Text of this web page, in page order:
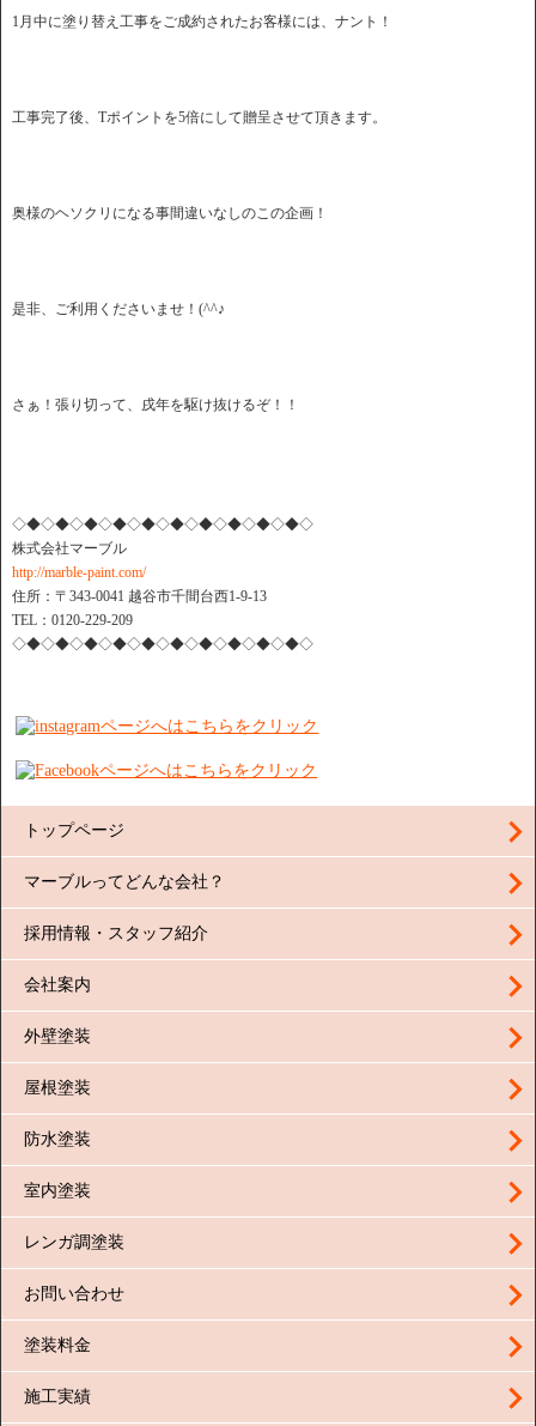
1月中に塗り替え工事をご成約されたお客様には、ナント！
工事完了後、Tポイントを5倍にして贈呈させて頂きます。
奥様のヘソクリになる事間違いなしのこの企画！
是非、ご利用くださいませ！(^^♪
さぁ！張り切って、戌年を駆け抜けるぞ！！
◇◆◇◆◇◆◇◆◇◆◇◆◇◆◇◆◇◆◇◆◇
株式会社マーブル
http://marble-paint.com/
住所：〒343-0041 越谷市千間台西1-9-13
TEL：0120-229-209
◇◆◇◆◇◆◇◆◇◆◇◆◇◆◇◆◇◆◇◆◇
トップページ
マーブルってどんな会社？
採用情報・スタッフ紹介
会社案内
外壁塗装
屋根塗装
防水塗装
室内塗装
レンガ調塗装
お問い合わせ
塗装料金
施工実績